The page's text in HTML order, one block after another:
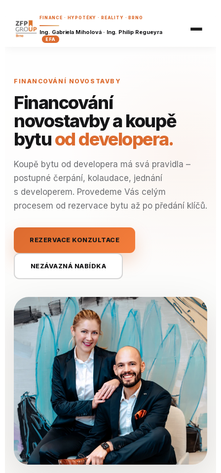
FINANCE · HYPOTÉKY · REALITY · BRNO
Ing. Gabriela Miholová · Ing. Philip Regueyra
EFA
Příklady z praxe
Reality
Hypoteční kalkulačka
Investiční kalkulačka
Důchodová kalkulačka BRZY
Spoření a investice pro děti BRZY
Analýza výdajů BRZY
Finanční zdraví
Kariéra
FINANCOVÁNÍ NOVOSTAVBY
Financování
novostavby a koupě
bytuod developera.
Koupě bytu od developera má svá pravidla –
postupné čerpání, kolaudace, jednání
s developerem. Provedeme Vás celým
procesem od rezervace bytu až po předání klíčů.
REZERVACE KONZULTACE
NEZÁVAZNÁ NABÍDKA